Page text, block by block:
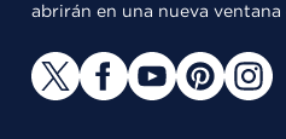
abrirán en una nueva ventana